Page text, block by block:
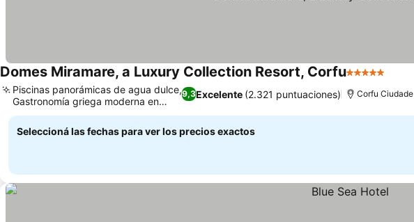
Domes Miramare, a Luxury Collection Resort, Corfu5 Estrellas
9,3Excelente (2.321 puntuaciones)
Piscinas panorámicas de agua dulce,
Gastronomía griega moderna en
Makris
Corfu Ciudade
Seleccioná las fechas para ver los precios exactos